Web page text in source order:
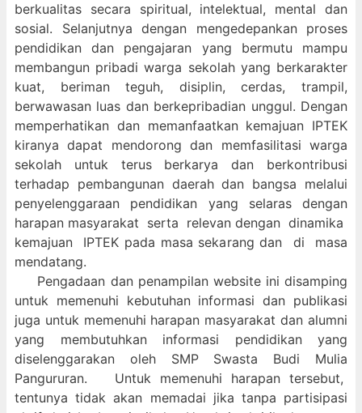
berkualitas secara spiritual, intelektual, mental dan
sosial. Selanjutnya dengan mengedepankan proses
pendidikan dan pengajaran yang bermutu mampu
membangun pribadi warga sekolah yang berkarakter
kuat, beriman teguh, disiplin, cerdas, trampil,
berwawasan luas dan berkepribadian unggul. Dengan
memperhatikan dan memanfaatkan kemajuan IPTEK
kiranya dapat mendorong dan memfasilitasi warga
sekolah untuk terus berkarya dan berkontribusi
terhadap pembangunan daerah dan bangsa melalui
penyelenggaraan pendidikan yang selaras dengan
harapan masyarakat serta relevan dengan dinamika
kemajuan IPTEK pada masa sekarang dan di masa
mendatang.
Pengadaan dan penampilan website ini disamping
untuk memenuhi kebutuhan informasi dan publikasi
juga untuk memenuhi harapan masyarakat dan alumni
yang membutuhkan informasi pendidikan yang
diselenggarakan oleh SMP Swasta Budi Mulia
Pangururan. Untuk memenuhi harapan tersebut,
tentunya tidak akan memadai jika tanpa partisipasi